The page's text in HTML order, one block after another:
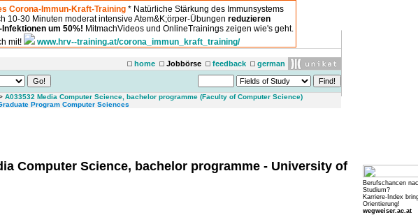
Corona-Immun-Kraft-Training * Natürliche Stärkung des Immunsystems
10-30 Minuten moderat intensive Atem&K;örper-Übungen reduzieren
um 50%! MitmachVideos und OnlineTrainings zeigen wie's geht.
mit!
www.hrv--training.at/corona_immun_kraft_training/
home Jobbörse feedback german
A033532 Media Computer Science, bachelor programme (Faculty of Computer Science)
Program Computer Sciences
Computer Science, bachelor programme - University of
Berufschancen
Studium?
Karriere-Index
Orientierung!
wegweiser.ac.at